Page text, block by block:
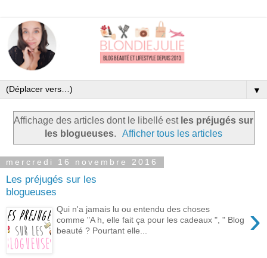
▼
Affichage des articles dont le libellé est les préjugés sur
les blogueuses. Afficher tous les articles
mercredi 16 novembre 2016
Les préjugés sur les
blogueuses
›
Qui n'a jamais lu ou entendu des choses
comme "A h, elle fait ça pour les cadeaux ", " Blog
beauté ? Pourtant elle...